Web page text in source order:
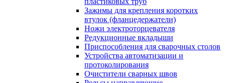
Зажимы для крепления коротких
втулок (фланцедержатели)
Ножи электроторцевателя
Редукционные вкладыши
Приспособления для сварочных столов
Устройства автоматизации и
протоколирования
Очистители сварных швов